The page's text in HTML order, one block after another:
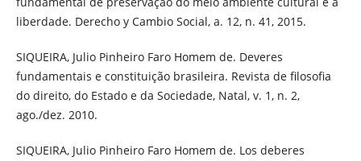
liberdade. Derecho y Cambio Social, a. 12, n. 41, 2015.
SIQUEIRA, Julio Pinheiro Faro Homem de. Deveres
fundamentais e constituição brasileira. Revista de filosofia
do direito, do Estado e da Sociedade, Natal, v. 1, n. 2,
ago./dez. 2010.
SIQUEIRA, Julio Pinheiro Faro Homem de. Los deberes